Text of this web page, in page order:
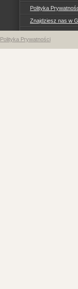
Polityka
Znajdziesz nas w
Polityka Prywatności